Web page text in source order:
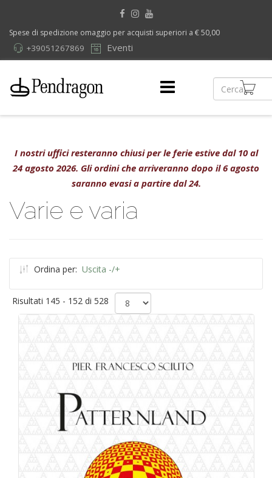
Spese di spedizione omaggio per acquisti superiori a € 50,00
Eventi
+39051267869
I nostri uffici resteranno chiusi per le ferie estive dal 10 al
24 agosto 2026. Gli ordini che arriveranno dopo il 6 agosto
saranno evasi a partire dal 24.
Varie e varia
Ordina per: Uscita -/+
Risultati 145 - 152 di 528